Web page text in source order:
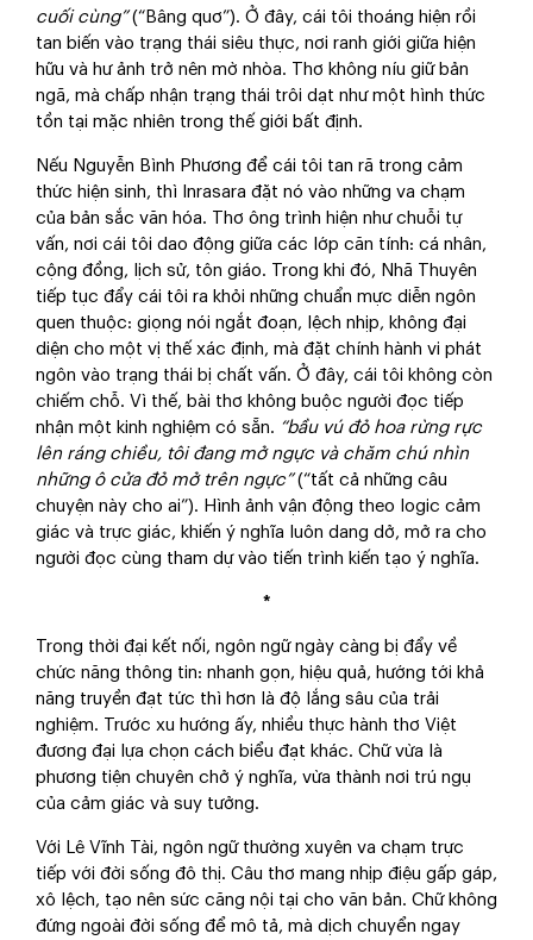
cuối cùng”(“Bâng quơ”). Ở đây, cái tôi thoáng hiện rồi
tan biến vào trạng thái siêu thực, nơi ranh giới giữa hiện
hữu và hư ảnh trở nên mờ nhòa. Thơ không níu giữ bản
ngã, mà chấp nhận trạng thái trôi dạt như một hình thức
tồn tại mặc nhiên trong thế giới bất định.
Nếu Nguyễn Bình Phương để cái tôi tan rã trong cảm
thức hiện sinh, thì Inrasara đặt nó vào những va chạm
của bản sắc văn hóa. Thơ ông trình hiện như chuỗi tự
vấn, nơi cái tôi dao động giữa các lớp căn tính: cá nhân,
cộng đồng, lịch sử, tôn giáo. Trong khi đó, Nhã Thuyên
tiếp tục đẩy cái tôi ra khỏi những chuẩn mực diễn ngôn
quen thuộc: giọng nói ngắt đoạn, lệch nhịp, không đại
diện cho một vị thế xác định, mà đặt chính hành vi phát
ngôn vào trạng thái bị chất vấn. Ở đây, cái tôi không còn
chiếm chỗ. Vì thế, bài thơ không buộc người đọc tiếp
nhận một kinh nghiệm có sẵn. “bầu vú đỏ hoa rừng rực
lên ráng chiều, tôi đang mở ngực và chăm chú nhìn
những ô cửa đỏ mở trên ngực”(“tất cả những câu
chuyện này cho ai”). Hình ảnh vận động theo logic cảm
giác và trực giác, khiến ý nghĩa luôn dang dở, mở ra cho
người đọc cùng tham dự vào tiến trình kiến tạo ý nghĩa.
*
Trong thời đại kết nối, ngôn ngữ ngày càng bị đẩy về
chức năng thông tin: nhanh gọn, hiệu quả, hướng tới khả
năng truyền đạt tức thì hơn là độ lắng sâu của trải
nghiệm. Trước xu hướng ấy, nhiều thực hành thơ Việt
đương đại lựa chọn cách biểu đạt khác. Chữ vừa là
phương tiện chuyên chở ý nghĩa, vừa thành nơi trú ngụ
của cảm giác và suy tưởng.
Với Lê Vĩnh Tài, ngôn ngữ thường xuyên va chạm trực
tiếp với đời sống đô thị. Câu thơ mang nhịp điệu gấp gáp,
xô lệch, tạo nên sức căng nội tại cho văn bản. Chữ không
đứng ngoài đời sống để mô tả, mà dịch chuyển ngay